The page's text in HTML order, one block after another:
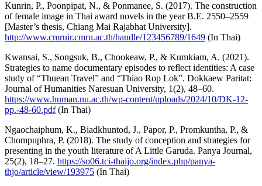
Kunrin, P., Poonpipat, N., & Ponmanee, S. (2017). The construction
of female image in Thai award novels in the year B.E. 2550–2559
[Master’s thesis, Chiang Mai Rajabhat University].
http://www.cmruir.cmru.ac.th/handle/123456789/1649 (In Thai)
Kwansai, S., Songsuk, B., Chookeaw, P., & Kumkiam, A. (2021).
Strategies to name documentary episodes to reflect identities: A case
study of “Thuean Travel” and “Thiao Rop Lok”. Dokkaew Paritat:
Journal of Humanities Naresuan University, 1(2), 48–60.
https://www.human.nu.ac.th/wp-content/uploads/2024/10/DK-12-
pp.-48-60.pdf(In Thai)
Ngaochaiphum, K., Biadkhuntod, J., Papor, P., Promkuntha, P., &
Chompuphra, P. (2018). The study of conception and strategies for
presenting in the youth literature of A Little Garuda. Panya Journal,
25(2), 18–27. https://so06.tci-thaijo.org/index.php/panya-
thjo/article/view/193975 (In Thai)